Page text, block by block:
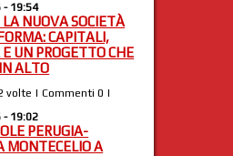
19:54
LA NUOVA SOCIETÀ
CAPITALI,
E UN PROGETTO CHE
ALTO
volte | Commenti 0 |
19:02
PERUGIA-
MONTECELIO A